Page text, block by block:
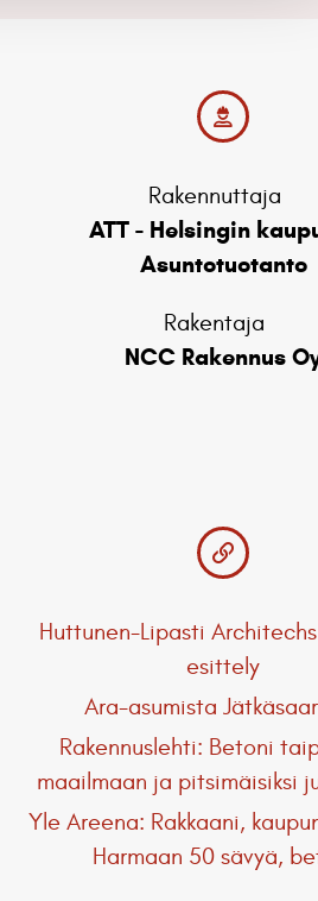
Rakennuttaja
ATT - Helsingin
Asuntotuotanto
Rakentaja
NCC Rakennus
Huttunen-Lipasti
esittely
Ara-asumista
Rakennuslehti: Betoni
maailmaan ja pitsimäisiksi
Yle Areena: Rakkaani,
Harmaan 50 sävyä,